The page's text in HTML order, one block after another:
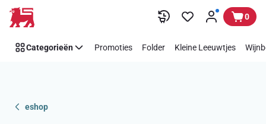
Overslaan 0
Categorieën Promoties Folder Kleine Leeuwtjes
eshop